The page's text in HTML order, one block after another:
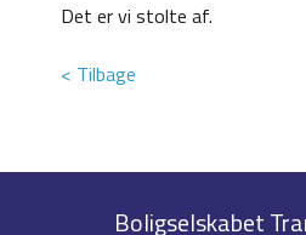
Det er vi stolte af.
< Tilbage
Boligselskabet